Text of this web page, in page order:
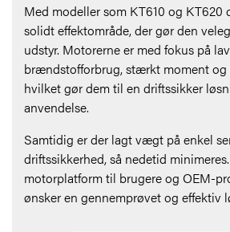
Med modeller som KT610 og KT620
solidt effektområde, der gør den
udstyr. Motorerne er med fokus på
brændstofforbrug, stærkt moment og
hvilket gør dem til en driftssikker
anvendelse.
Samtidig er der lagt vægt på enkel
driftssikkerhed, så nedetid
motorplatform til brugere og OEM-
ønsker en gennemprøvet og effektiv